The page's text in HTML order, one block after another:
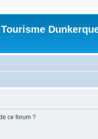
ce forum ?